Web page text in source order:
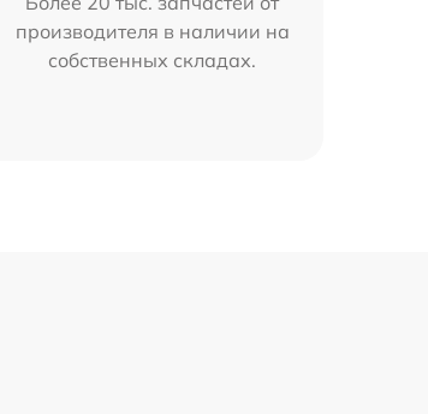
производителя в наличии на
собственных складах.